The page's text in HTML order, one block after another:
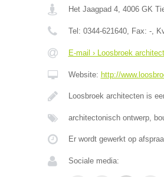
Het Jaagpad 4, 4006 GK
Tel: 0344-621640, Fax: -,
E-mail › Loosbroek
Website: http://
Loosbroek architecten is
architectonisch ontwerp,
Er wordt gewerkt op
Sociale media: